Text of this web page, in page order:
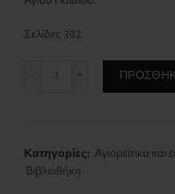
Σελίδες 302.
Μοναχική αφιέρωση
Κατηγορίες: Αγιορείτικα και
Βιβλιοθήκη